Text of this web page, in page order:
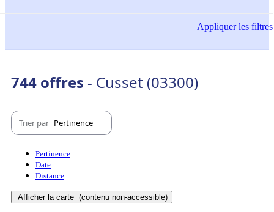
Appliquerles filtres
744 offres - Cusset (03300)
Trier par Pertinence
Pertinence
Date
Distance
Afficher la carte (contenu non-accessible)